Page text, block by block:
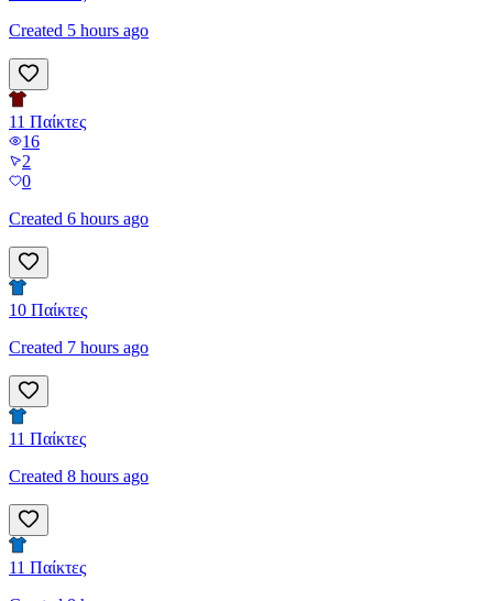
Created 5 hours ago
11 Παίκτες
16
2
0
Created 6 hours ago
10 Παίκτες
Created 7 hours ago
11 Παίκτες
Created 8 hours ago
11 Παίκτες